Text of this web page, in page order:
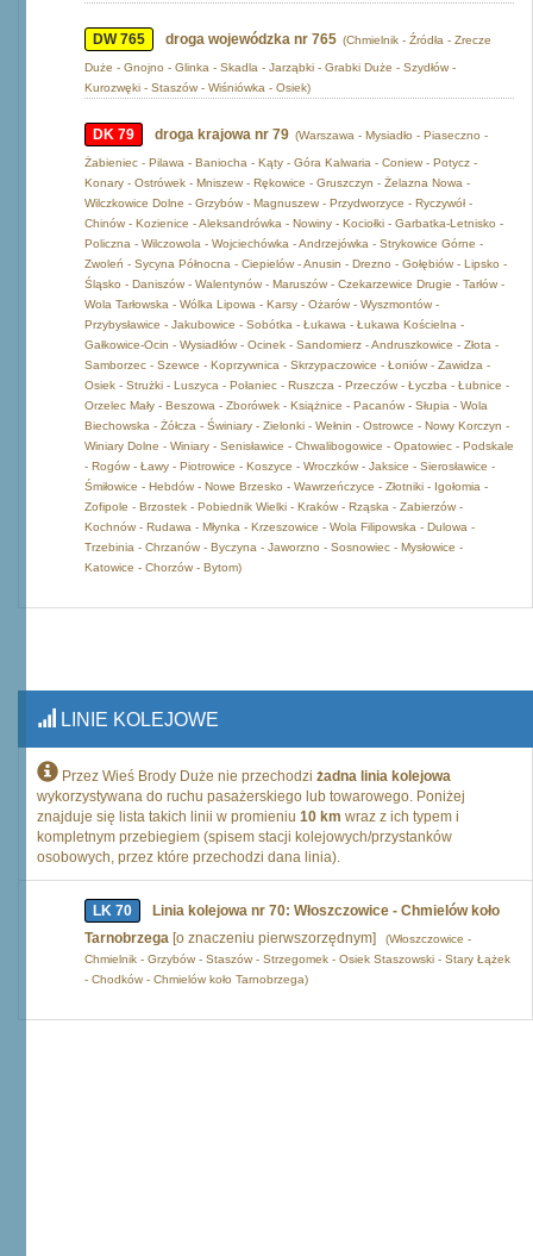
DW 765 droga wojewódzka nr 765 (Chmielnik - Źródła - Zrecze
Duże - Gnojno - Glinka - Skadla - Jarząbki - Grabki Duże - Szydłów -
Kurozwęki - Staszów - Wiśniówka - Osiek)
DK 79 droga krajowa nr 79 (Warszawa - Mysiadło - Piaseczno -
Żabieniec - Pilawa - Baniocha - Kąty - Góra Kalwaria - Coniew - Potycz -
Konary - Ostrówek - Mniszew - Rękowice - Gruszczyn - Żelazna Nowa -
Wilczkowice Dolne - Grzybów - Magnuszew - Przydworzyce - Ryczywół -
Chinów - Kozienice - Aleksandrówka - Nowiny - Kociołki - Garbatka-Letnisko -
Policzna - Wilczowola - Wojciechówka - Andrzejówka - Strykowice Górne -
Zwoleń - Sycyna Północna - Ciepielów - Anusin - Drezno - Gołębiów - Lipsko -
Śląsko - Daniszów - Walentynów - Maruszów - Czekarzewice Drugie - Tarłów -
Wola Tarłowska - Wólka Lipowa - Karsy - Ożarów - Wyszmontów -
Przybysławice - Jakubowice - Sobótka - Łukawa - Łukawa Kościelna -
Gałkowice-Ocin - Wysiadłów - Ocinek - Sandomierz - Andruszkowice - Złota -
Samborzec - Szewce - Koprzywnica - Skrzypaczowice - Łoniów - Zawidza -
Osiek - Strużki - Luszyca - Połaniec - Ruszcza - Przeczów - Łyczba - Łubnice -
Orzelec Mały - Beszowa - Zborówek - Książnice - Pacanów - Słupia - Wola
Biechowska - Żółcza - Świniary - Zielonki - Wełnin - Ostrowce - Nowy Korczyn -
Winiary Dolne - Winiary - Senisławice - Chwalibogowice - Opatowiec - Podskale
- Rogów - Ławy - Piotrowice - Koszyce - Wroczków - Jaksice - Sierosławice -
Śmiłowice - Hebdów - Nowe Brzesko - Wawrzeńczyce - Złotniki - Igołomia -
Zofipole - Brzostek - Pobiednik Wielki - Kraków - Rząska - Zabierzów -
Kochnów - Rudawa - Młynka - Krzeszowice - Wola Filipowska - Dulowa -
Trzebinia - Chrzanów - Byczyna - Jaworzno - Sosnowiec - Mysłowice -
Katowice - Chorzów - Bytom)
LINIE KOLEJOWE
Przez Wieś Brody Duże nie przechodzi żadna linia kolejowa
wykorzystywana do ruchu pasażerskiego lub towarowego. Poniżej
znajduje się lista takich linii w promieniu 10 km wraz z ich typem i
kompletnym przebiegiem (spisem stacji kolejowych/przystanków
osobowych, przez które przechodzi dana linia).
LK 70
Linia kolejowa nr 70: Włoszczowice - Chmielów koło
Tarnobrzega [o znaczeniu pierwszorzędnym]
(Włoszczowice -
Chmielnik - Grzybów - Staszów - Strzegomek - Osiek Staszowski - Stary Łążek
- Chodków - Chmielów koło Tarnobrzega)